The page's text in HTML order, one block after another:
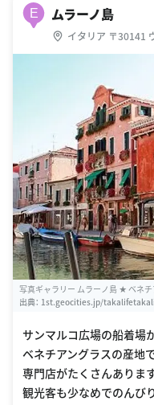
E ムラーノ島
イタリア 〒30141
写真ギャラリー ムラーノ島 ★ ベネ
出典： 1st.geocities.jp/
サンマルコ広場の船着場
ベネチアングラスの産地
専門店がたくさんあります
観光客も少なめでのんび